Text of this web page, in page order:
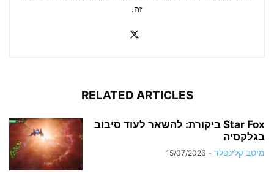
זה.
RELATED ARTICLES
Star Fox ביקורת: להשאר לעוד סיבוב
בגלקסיה
מיטב קלינפלד -
15/07/2026